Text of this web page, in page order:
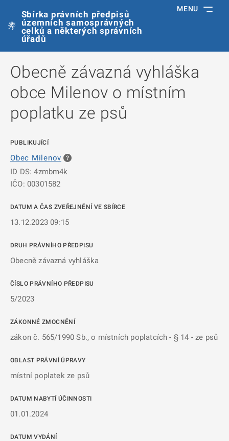
Sbírka právních předpisů
územních samosprávných
celků a některých správních
úřadů
MENU
Obecně závazná vyhláška
obce Milenov o místním
poplatku ze psů
PUBLIKUJÍCÍ
Obec Milenov
ID DS: 4zmbm4k
IČO: 00301582
DATUM A ČAS ZVEŘEJNĚNÍ VE SBÍRCE
13.12.2023 09:15
DRUH PRÁVNÍHO PŘEDPISU
Obecně závazná vyhláška
ČÍSLO PRÁVNÍHO PŘEDPISU
5/2023
ZÁKONNÉ ZMOCNĚNÍ
zákon č. 565/1990 Sb., o místních poplatcích - § 14 - ze psů
OBLAST PRÁVNÍ ÚPRAVY
místní poplatek ze psů
DATUM NABYTÍ ÚČINNOSTI
01.01.2024
DATUM VYDÁNÍ